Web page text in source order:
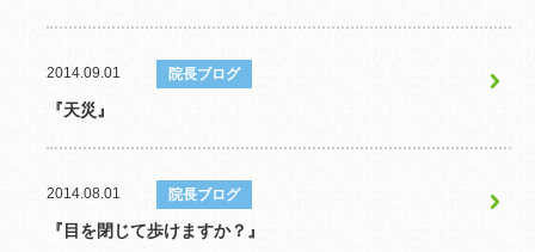
2014.09.01 院長ブログ
『天災』
2014.08.01 院長ブログ
『目を閉じて歩けますか？』